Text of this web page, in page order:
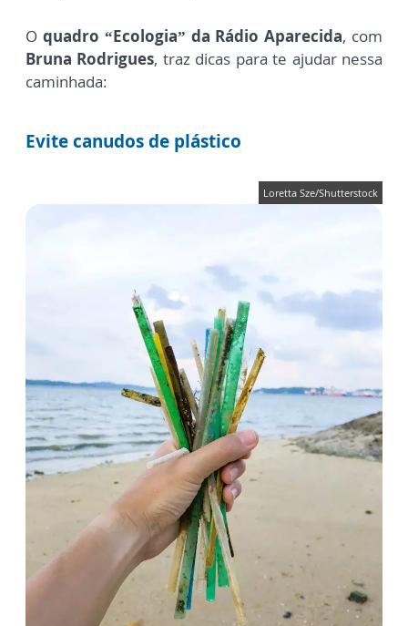
O quadro “Ecologia” da Rádio Aparecida, com
Bruna Rodrigues, traz dicas para te ajudar nessa
caminhada:
Evite canudos de plástico
Loretta Sze/Shutterstock